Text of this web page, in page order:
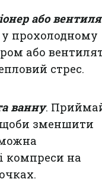
або
прохолодному
або
стрес.
ванну.
зменшити
компреси на